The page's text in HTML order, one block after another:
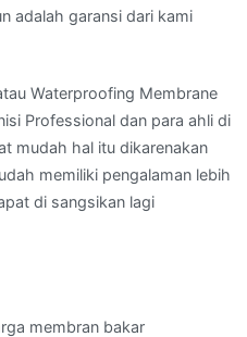
adalah garansi dari kami
Waterproofing Membrane
Professional dan para ahli di
mudah hal itu dikarenakan
memiliki pengalaman lebih
di sangsikan lagi
membran bakar